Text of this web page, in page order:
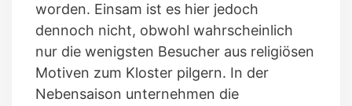
worden. Einsam ist es hier jedoch
dennoch nicht, obwohl wahrscheinlich
nur die wenigsten Besucher aus religiösen
Motiven zum Kloster pilgern. In der
Nebensaison unternehmen die